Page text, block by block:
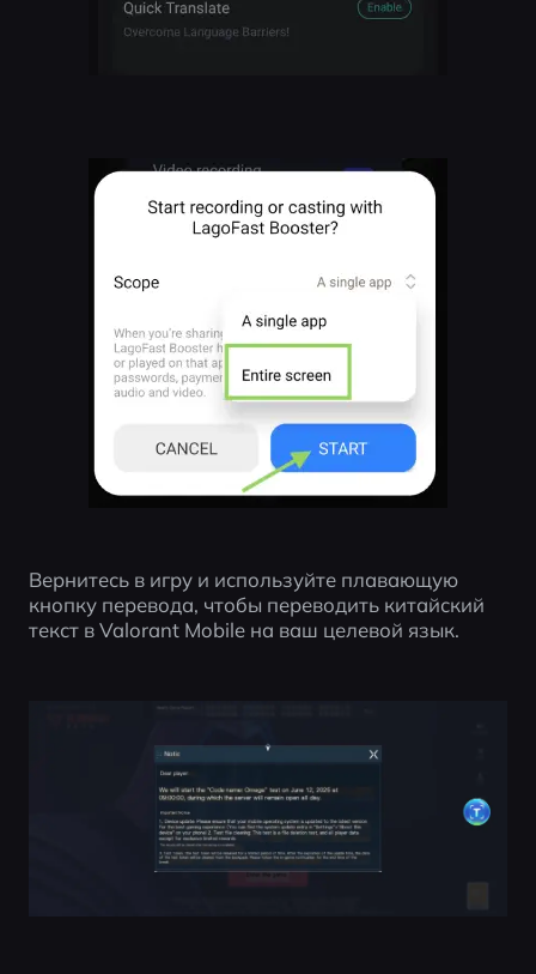
Вернитесь в игру и используйте плавающую
кнопку перевода, чтобы переводить китайский
текст в Valorant Mobile на ваш целевой язык.